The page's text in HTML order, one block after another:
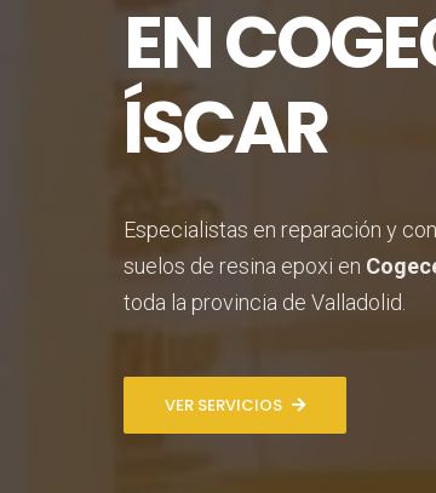
EN
ÍSCAR
Especialistas en reparación y
suelos de resina epoxi en
toda la provincia de Valladolid.
VER SERVICIOS